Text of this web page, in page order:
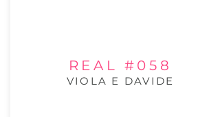
REAL #058
VIOLA E DAVIDE